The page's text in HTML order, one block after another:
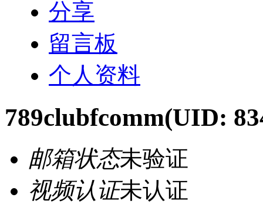
分享
留言板
个人资料
789clubfcomm(UID:
邮箱状态未验证
视频认证未认证